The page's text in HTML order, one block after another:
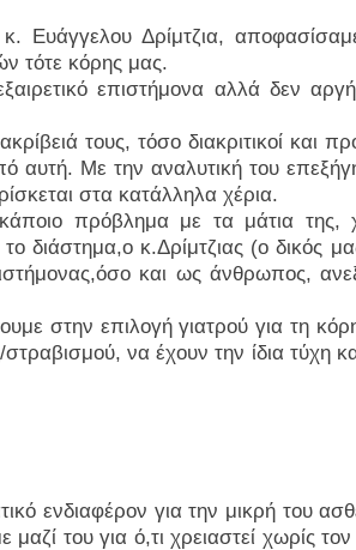
κ. Ευάγγελου Δρίμτζια,
τότε κόρης μας.
επιστήμονα αλλά δεν
τους, τόσο διακριτικοί και
αυτή. Με την αναλυτική του
στα κατάλληλα χέρια.
πρόβλημα με τα μάτια της,
διάστημα,ο κ.Δρίμτζιας (ο δικός
και ως άνθρωπος,
στην επιλογή γιατρού για τη
να έχουν την ίδια τύχη
ενδιαφέρον για την μικρή του
του για ό,τι χρειαστεί χωρίς τον